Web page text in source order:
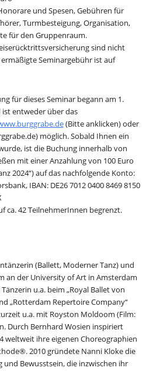
und Spesen, Gebühren für
Turmbesteigung, Organisation,
für den Gruppenraum.
sind nicht
Seminargebühr ist auf
für dieses Seminar begann am 1.
ist entweder über das
(Bitte anklicken) oder
möglich. Sobald Ihnen ein
ist die Buchung innerhalb von
mit einer Anzahlung von 100 Euro
2024“) auf das nachfolgende Konto:
IBAN: DE26 7012 0400 8469 8150
ca. 42 TeilnehmerInnen begrenzt.
(Ballett, Moderner Tanz) und
an der University of Art in Amsterdam
u.a. beim „Royal Ballet von
„Rotterdam Repertoire Company“
u.a. mit Royston Moldoom (Film:
Durch Bernhard Wosien inspiriert
weltweit ihre eigenen Choreographien
2010 gründete Nanni Kloke die
und Bewusstsein, die inzwischen ihr